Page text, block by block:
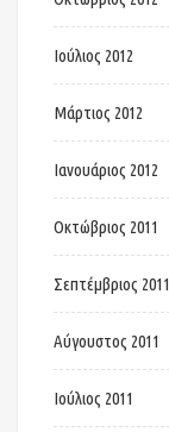
Ιούλιος 2012
Μάρτιος 2012
Ιανουάριος 2012
Οκτώβριος 2011
Σεπτέμβριος 2011
Αύγουστος 2011
Ιούλιος 2011